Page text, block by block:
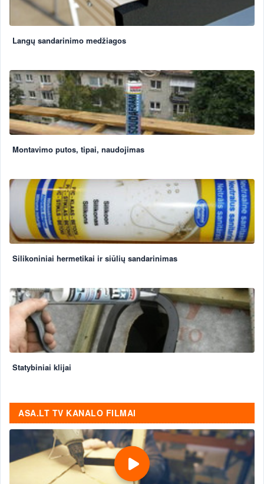
Langų sandarinimo medžiagos
Montavimo putos, tipai, naudojimas
Silikoniniai hermetikai ir siūlių sandarinimas
Statybiniai klijai
ASA.LT TV KANALO FILMAI